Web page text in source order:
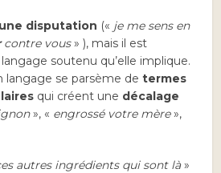
disputation (« je me sens en
contre vous» ), mais il est
soutenu qu’elle implique.
langage se parsème determes
qui créent une décalage
», « engrossé votre mère»,
autres ingrédients qui sont là»